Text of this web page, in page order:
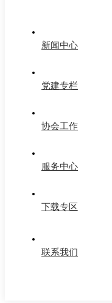
新闻中心
党建专栏
协会工作
服务中心
下载专区
联系我们